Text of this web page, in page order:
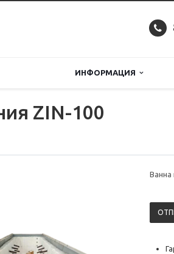
ИНФОРМАЦИЯ
ZIN-100
Ванна